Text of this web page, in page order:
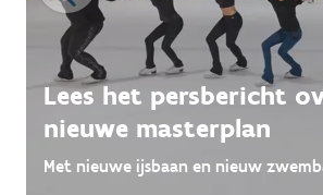
Lees het persbericht
nieuwe masterplan
Met nieuwe ijsbaan en nieuw